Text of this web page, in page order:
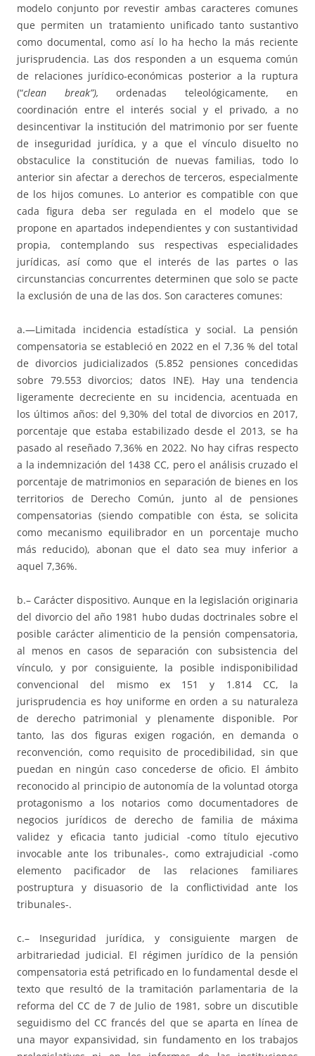
modelo conjunto por revestir ambas caracteres comunes
que permiten un tratamiento unificado tanto sustantivo
como documental, como así lo ha hecho la más reciente
jurisprudencia. Las dos responden a un esquema común
de relaciones jurídico-económicas posterior a la ruptura
(“clean break”), ordenadas teleológicamente, en
coordinación entre el interés social y el privado, a no
desincentivar la institución del matrimonio por ser fuente
de inseguridad jurídica, y a que el vínculo disuelto no
obstaculice la constitución de nuevas familias, todo lo
anterior sin afectar a derechos de terceros, especialmente
de los hijos comunes. Lo anterior es compatible con que
cada figura deba ser regulada en el modelo que se
propone en apartados independientes y con sustantividad
propia, contemplando sus respectivas especialidades
jurídicas, así como que el interés de las partes o las
circunstancias concurrentes determinen que solo se pacte
la exclusión de una de las dos. Son caracteres comunes:
a.—Limitada incidencia estadística y social. La pensión
compensatoria se estableció en 2022 en el 7,36 % del total
de divorcios judicializados (5.852 pensiones concedidas
sobre 79.553 divorcios; datos INE). Hay una tendencia
ligeramente decreciente en su incidencia, acentuada en
los últimos años: del 9,30% del total de divorcios en 2017,
porcentaje que estaba estabilizado desde el 2013, se ha
pasado al reseñado 7,36% en 2022. No hay cifras respecto
a la indemnización del 1438 CC, pero el análisis cruzado el
porcentaje de matrimonios en separación de bienes en los
territorios de Derecho Común, junto al de pensiones
compensatorias (siendo compatible con ésta, se solicita
como mecanismo equilibrador en un porcentaje mucho
más reducido), abonan que el dato sea muy inferior a
aquel 7,36%.
b.– Carácter dispositivo. Aunque en la legislación originaria
del divorcio del año 1981 hubo dudas doctrinales sobre el
posible carácter alimenticio de la pensión compensatoria,
al menos en casos de separación con subsistencia del
vínculo, y por consiguiente, la posible indisponibilidad
convencional del mismo ex 151 y 1.814 CC, la
jurisprudencia es hoy uniforme en orden a su naturaleza
de derecho patrimonial y plenamente disponible. Por
tanto, las dos figuras exigen rogación, en demanda o
reconvención, como requisito de procedibilidad, sin que
puedan en ningún caso concederse de oficio. El ámbito
reconocido al principio de autonomía de la voluntad otorga
protagonismo a los notarios como documentadores de
negocios jurídicos de derecho de familia de máxima
validez y eficacia tanto judicial -como título ejecutivo
invocable ante los tribunales-, como extrajudicial -como
elemento pacificador de las relaciones familiares
postruptura y disuasorio de la conflictividad ante los
tribunales-.
c.– Inseguridad jurídica, y consiguiente margen de
arbitrariedad judicial. El régimen jurídico de la pensión
compensatoria está petrificado en lo fundamental desde el
texto que resultó de la tramitación parlamentaria de la
reforma del CC de 7 de Julio de 1981, sobre un discutible
seguidismo del CC francés del que se aparta en línea de
una mayor expansividad, sin fundamento en los trabajos